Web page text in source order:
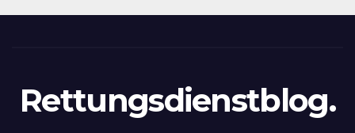
Rettungsdienstblog.